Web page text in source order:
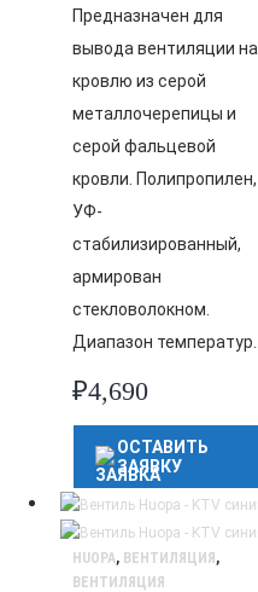
Предназначен для
вывода вентиляции на
кровлю из серой
металлочерепицы и
серой фальцевой
кровли. Полипропилен,
УФ-
стабилизированный,
армирован
стекловолокном.
Диапазон температур…
₽4,690
ОСТАВИТЬ
ЗАЯВКУ
HUOPA, ВЕНТИЛЯЦИЯ,
ВЕНТИЛЯЦИЯ